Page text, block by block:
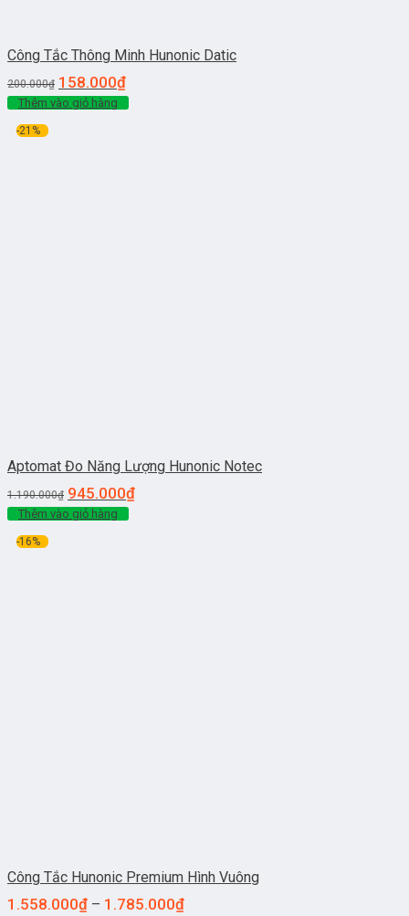
Công Tắc Thông Minh Hunonic Datic
200.000₫ 158.000₫
Thêm vào giỏ hàng
-21%
Aptomat Đo Năng Lượng Hunonic Notec
1.190.000₫ 945.000₫
Thêm vào giỏ hàng
-16%
Công Tắc Hunonic Premium Hình Vuông
1.558.000₫ – 1.785.000₫